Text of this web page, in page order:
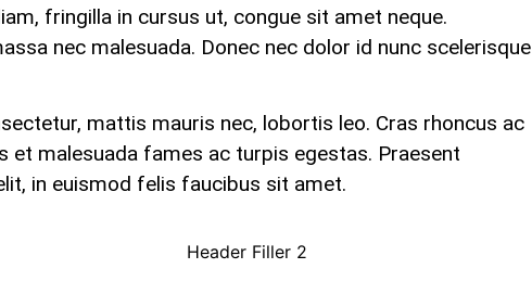
fringilla in cursus ut, congue sit amet neque.
nec malesuada. Donec nec dolor id nunc scelerisque
mattis mauris nec, lobortis leo. Cras rhoncus ac
malesuada fames ac turpis egestas. Praesent
in euismod felis faucibus sit amet.